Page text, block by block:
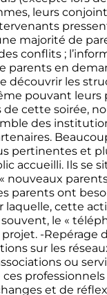
leurs
majorité de
conflits ;
parents en
découvrir les
pouvant leurs
de cette soirée,
des
pertinentes et
accueilli. Ils se
parents ont
laquelle, cette
le «
-Repérage
sur les
ou
et de